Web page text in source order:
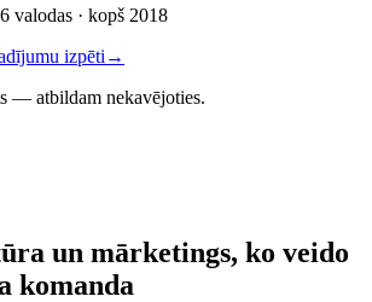
valodas · kopš 2018
izpēti →
— atbildam nekavējoties.
un mārketings, ko veido
komanda